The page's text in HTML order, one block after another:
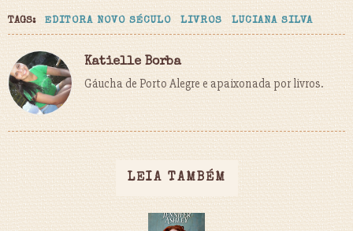
TAGS: EDITORA NOVO SÉCULO LIVROS LUCIANA SILVA
Katielle Borba
Gáucha de Porto Alegre e apaixonada por livros.
LEIA TAMBÉM